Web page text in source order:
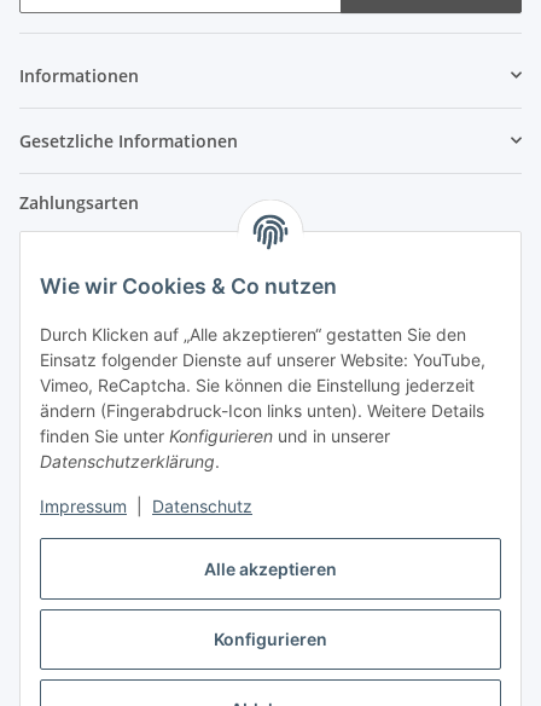
Alle akzeptieren
Konfigurieren
Wie wir Cookies & Co nutzen
Durch Klicken auf „Alle akzeptieren“ gestatten Sie den
Einsatz folgender Dienste auf unserer Website: YouTube,
Vimeo, ReCaptcha. Sie können die Einstellung jederzeit
ändern (Fingerabdruck-Icon links unten). Weitere Details
finden Sie unter Konfigurieren und in unserer
Datenschutzerklärung.
Impressum Datenschutz
Informationen
Gesetzliche Informationen
Zahlungsarten
Versandpartner
Partner
* Alle Preise inkl. gesetzlicher USt., zzgl.